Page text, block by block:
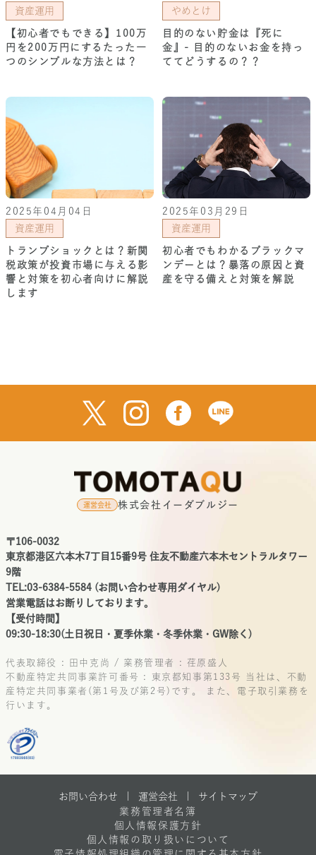
資産運用
【初心者でもできる】100万
円を200万円にするたった一
つのシンプルな方法とは？
やめとけ
目的のない貯金は『死に
金』- 目的のないお金を持っ
ててどうするの？？
2025年04月04日
資産運用
トランプショックとは？新関
税政策が投資市場に与える影
響と対策を初心者向けに解説
します
2025年03月29日
資産運用
初心者でもわかるブラックマ
ンデーとは？暴落の原因と資
産を守る備えと対策を解説
運営会社 株式会社イーダブルジー
〒106-0032
東京都港区六本木7丁目15番9号 住友不動産六本木セントラルタワー
9階
TEL:03-6384-5584 (お問い合わせ専用ダイヤル)
営業電話はお断りしております。
【受付時間】
09:30-18:30(土日祝日・夏季休業・冬季休業・GW除く)
代表取締役 : 田中克尚 / 業務管理者 : 荏原盛人
不動産特定共同事業許可番号 : 東京都知事第133号
当社は、不動
産特定共同事業者(第1号及び第2号)です。
また、電子取引業務を
行います。
お問い合わせ | 運営会社
サイトマップ
業務管理者名簿
個人情報保護方針
個人情報の取り扱いについて